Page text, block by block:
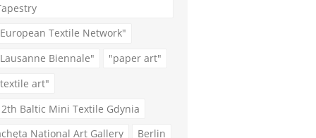
Textile Network"
Biennale"
"paper art"
art"
Baltic Mini Textile Gdynia
National Art Gallery
Berlin